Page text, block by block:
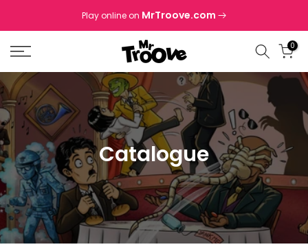
to
content
Play online on MrTroove.com
0
Catalogue